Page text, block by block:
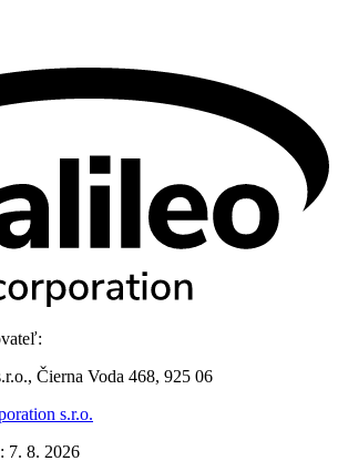
Čierna Voda 468, 925 06
s.r.o.
7. 8. 2026